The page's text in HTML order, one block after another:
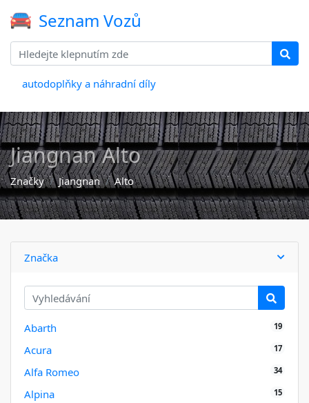
Seznam Vozů
autodoplňky a náhradní díly
Jiangnan Alto
Značky Jiangnan Alto
Značka
Abarth 19
Acura 17
Alfa Romeo 34
Alpina 15